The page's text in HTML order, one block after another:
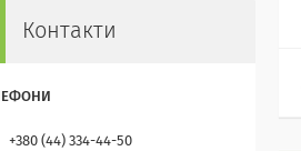
Контакти
+380 (44) 334-44-50